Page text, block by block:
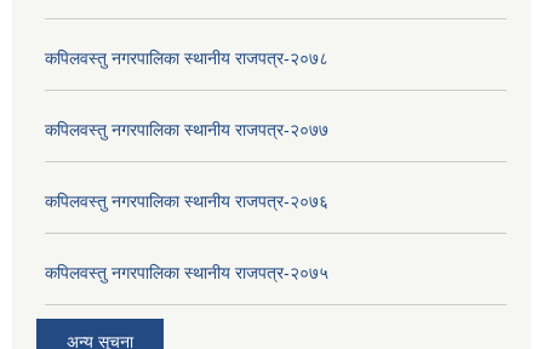
कपिलवस्तु नगरपालिका स्थानीय राजपत्र-२०७८
कपिलवस्तु नगरपालिका स्थानीय राजपत्र-२०७७
कपिलवस्तु नगरपालिका स्थानीय राजपत्र-२०७६
कपिलवस्तु नगरपालिका स्थानीय राजपत्र-२०७५
अन्य सूचना